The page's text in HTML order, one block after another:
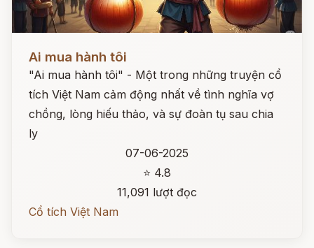
Ai mua hành tôi
"Ai mua hành tôi" - Một trong những truyện cổ
tích Việt Nam cảm động nhất về tình nghĩa vợ
chồng, lòng hiếu thảo, và sự đoàn tụ sau chia
ly
07-06-2025
⭐ 4.8
11,091 lượt đọc
Cổ tích Việt Nam